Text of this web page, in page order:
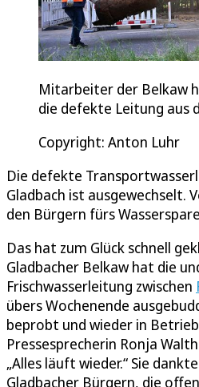
Mitarbeiter der Belkaw
die defekte Leitung aus
Copyright: Anton Luhr
Die defekte
Gladbach ist ausgewechselt.
den Bürgern fürs
Das hat zum Glück schnell
Gladbacher Belkaw hat die
Frischwasserleitung zwischen
übers Wochenende
beprobt und wieder in
Pressesprecherin Ronja
„Alles läuft wieder.“ Sie
Gladbacher Bürgern, die